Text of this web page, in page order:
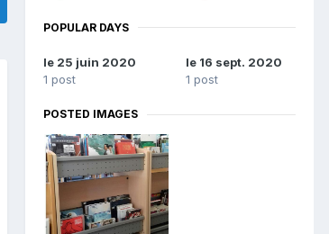
POPULAR DAYS
le 25 juin 2020
1 post
le 16 sept. 2020
1 post
POSTED IMAGES